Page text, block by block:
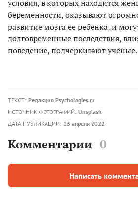
условия, в которых находится
беременности, оказывают
развитие мозга ее ребенка, и
долговременные последствия,
поведение, подчеркивают ученые.
ТЕКСТ: Редакция Psychologies.ru
ИСТОЧНИК ФОТОГРАФИЙ: Unsplash
ДАТА ПУБЛИКАЦИИ: 13 апреля 2022
Комментарии 0
Написать